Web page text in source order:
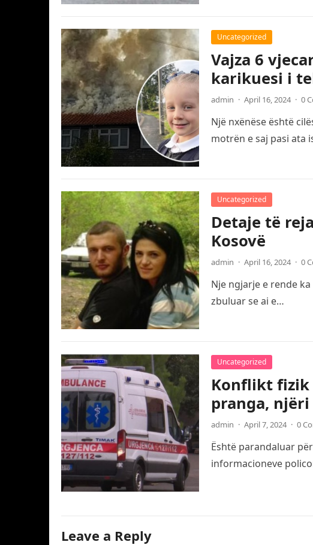
Uncategorized
Vajza 6
karikuesi i
admin · April 16, 2024 · 0
Një nxënëse është
motrën e saj pasi ata
Uncategorized
Detaje të
Kosovë
admin · April 16, 2024 · 0
Nje ngjarje e rende
zbuluar se ai e…
Uncategorized
Konflikt fizik
pranga,
admin · April 7, 2024 · 0
Është parandaluar
informacioneve
Leave a Reply